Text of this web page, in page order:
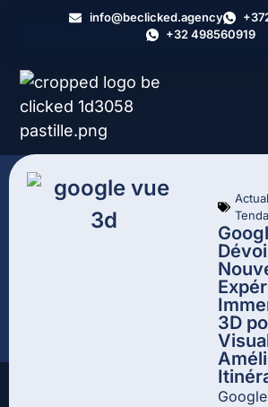
info@beclicked.agency
+32 498560919
3D